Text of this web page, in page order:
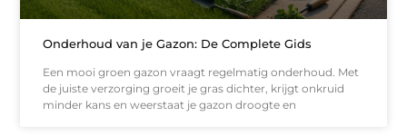
Onderhoud van je Gazon: De Complete Gids
Een mooi groen gazon vraagt regelmatig onderhoud. Met
de juiste verzorging groeit je gras dichter, krijgt onkruid
minder kans en weerstaat je gazon droogte en